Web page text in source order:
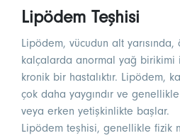
Lipödem Teşhisi
Lipödem, vücudun alt
kalçalarda anormal yağ birikimi
kronik bir hastalıktır. Lipödem,
çok daha yaygındır ve
veya erken yetişkinlikte başlar.
Lipödem teşhisi, genellikle fizik